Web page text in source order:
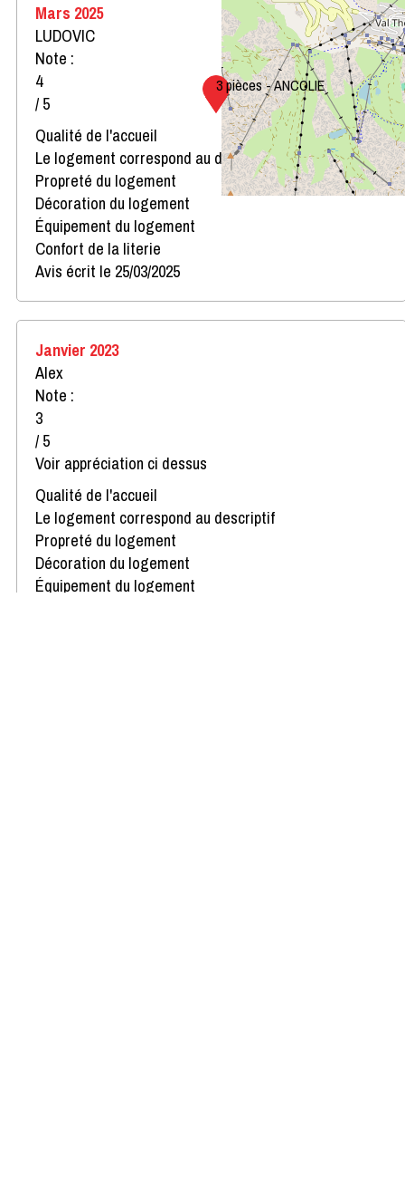
3 pièces - ANCOLIE
Mars 2025
LUDOVIC
Note :
4
/ 5
Qualité de l'accueil
Le logement correspond au descriptif
Propreté du logement
Décoration du logement
Équipement du logement
Confort de la literie
Avis écrit le 25/03/2025
Janvier 2023
Alex
Note :
3
/ 5
Voir appréciation ci dessus
Qualité de l'accueil
Le logement correspond au descriptif
Propreté du logement
Décoration du logement
Équipement du logement